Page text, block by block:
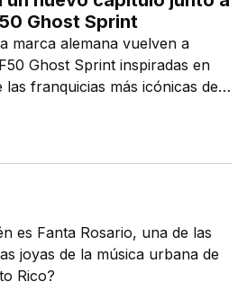
Ghost Sprint
marca alemana vuelven a
Ghost Sprint inspiradas en
franquicias más icónicas del
es Fanta Rosario, una de las
joyas de la música urbana de
Rico?